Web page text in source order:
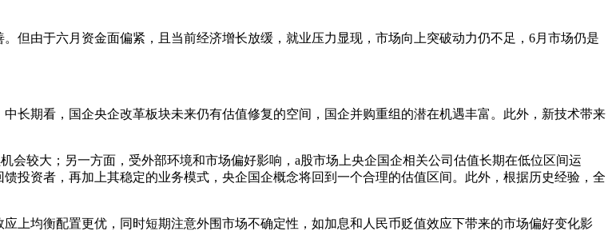
但由于六月资金面偏紧，且当前经济增长放缓，就业压力显现，市场向上突破动力仍不足，6月市场仍是
长期看，国企央企改革板块未来仍有估值修复的空间，国企并购重组的潜在机遇丰富。此外，新技术带来
较大；另一方面，受外部环境和市场偏好影响，a股市场上央企国企相关公司估值长期在低位区间运
投资者，再加上其稳定的业务模式，央企国企概念将回到一个合理的估值区间。此外，根据历史经验，全
上均衡配置更优，同时短期注意外围市场不确定性，如加息和人民币贬值效应下带来的市场偏好变化影